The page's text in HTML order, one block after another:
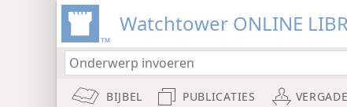
Watchtower ONLINE
BIJBEL PUBLICATIES